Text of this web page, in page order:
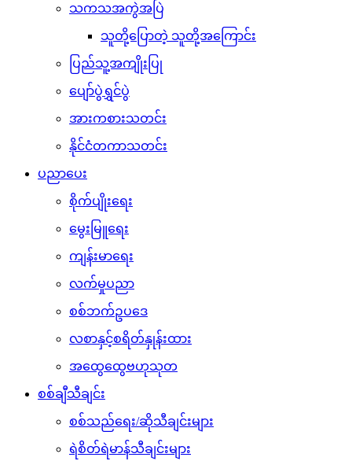
သကသအကွဲအပြဲ
သူတို့ပြောတဲ့ သူတို့အကြောင်း
ပြည်သူ့အကျိုးပြု
ပျော်ပွဲရွှင်ပွဲ
အားကစားသတင်း
နိုင်ငံတကာသတင်း
ပညာပေး
စိုက်ပျိုးရေး
မွေးမြူရေး
ကျန်းမာရေး
လက်မှုပညာ
စစ်ဘက်ဥပဒေ
လစာနှင့်စရိတ်နှုန်းထား
အထွေထွေဗဟုသုတ
စစ်ချီသီချင်း
စစ်သည်ရေး/ဆိုသီချင်းများ
ရဲစိတ်ရဲမာန်သီချင်းများ